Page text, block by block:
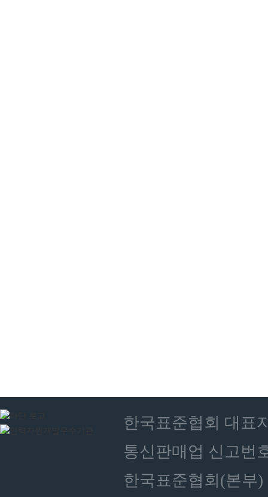
한국표준협회 대표
통신판매업 신고번
한국표준협회(본부